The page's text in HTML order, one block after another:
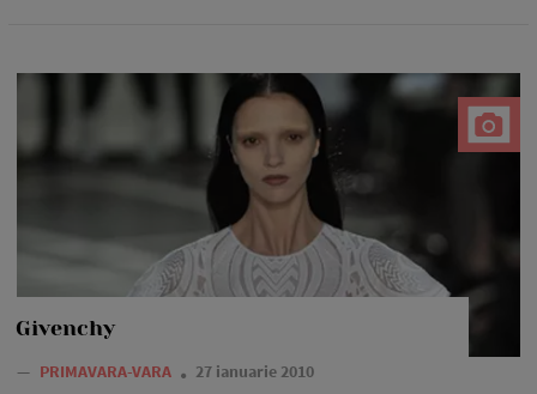
Givenchy
— PRIMAVARA-VARA
27 ianuarie 2010